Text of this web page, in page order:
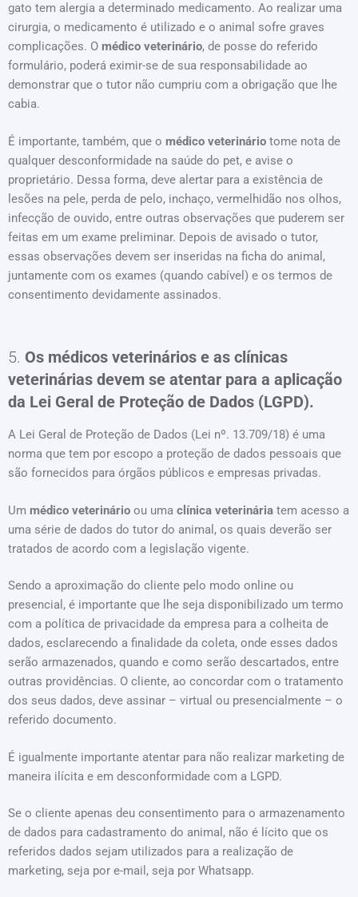
gato tem alergia a determinado medicamento. Ao realizar uma
cirurgia, o medicamento é utilizado e o animal sofre graves
complicações. O médico veterinário, de posse do referido
formulário, poderá eximir-se de sua responsabilidade ao
demonstrar que o tutor não cumpriu com a obrigação que lhe
cabia.
É importante, também, que o médico veterinário tome nota de
qualquer desconformidade na saúde do pet, e avise o
proprietário. Dessa forma, deve alertar para a existência de
lesões na pele, perda de pelo, inchaço, vermelhidão nos olhos,
infecção de ouvido, entre outras observações que puderem ser
feitas em um exame preliminar. Depois de avisado o tutor,
essas observações devem ser inseridas na ficha do animal,
juntamente com os exames (quando cabível) e os termos de
consentimento devidamente assinados.
5. Os médicos veterinários e as clínicas
veterinárias devem se atentar para a aplicação
da Lei Geral de Proteção de Dados (LGPD).
A Lei Geral de Proteção de Dados (Lei nº. 13.709/18) é uma
norma que tem por escopo a proteção de dados pessoais que
são fornecidos para órgãos públicos e empresas privadas.
Um médico veterinário ou uma clínica veterinária tem acesso a
uma série de dados do tutor do animal, os quais deverão ser
tratados de acordo com a legislação vigente.
Sendo a aproximação do cliente pelo modo online ou
presencial, é importante que lhe seja disponibilizado um termo
com a política de privacidade da empresa para a colheita de
dados, esclarecendo a finalidade da coleta, onde esses dados
serão armazenados, quando e como serão descartados, entre
outras providências. O cliente, ao concordar com o tratamento
dos seus dados, deve assinar – virtual ou presencialmente – o
referido documento.
É igualmente importante atentar para não realizar marketing de
maneira ilícita e em desconformidade com a LGPD.
Se o cliente apenas deu consentimento para o armazenamento
de dados para cadastramento do animal, não é lícito que os
referidos dados sejam utilizados para a realização de
marketing, seja por e-mail, seja por Whatsapp.